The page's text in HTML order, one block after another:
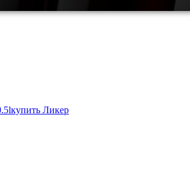
купить Ликер